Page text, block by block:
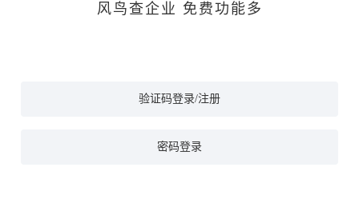
风鸟查企业 免费功能多
验证码登录/注册
密码登录